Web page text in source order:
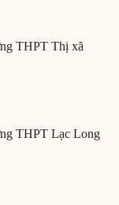
THPT Thị xã
THPT Lạc Long